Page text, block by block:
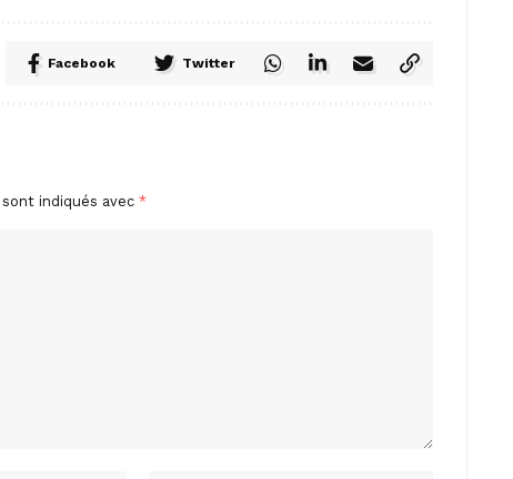
Facebook Twitter
indiqués avec *